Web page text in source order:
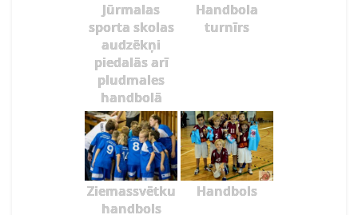
Jūrmalas
sporta skolas
audzēkņi
piedalās arī
pludmales
handbolā
Handbola
turnīrs
Ziemassvētku
handbols
Handbols